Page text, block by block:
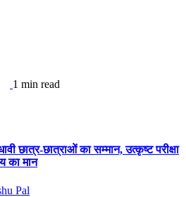
1 min read
छात्र-छात्राओं का सम्मान, उत्कृष्ट परीक्षा
का मान
Pal